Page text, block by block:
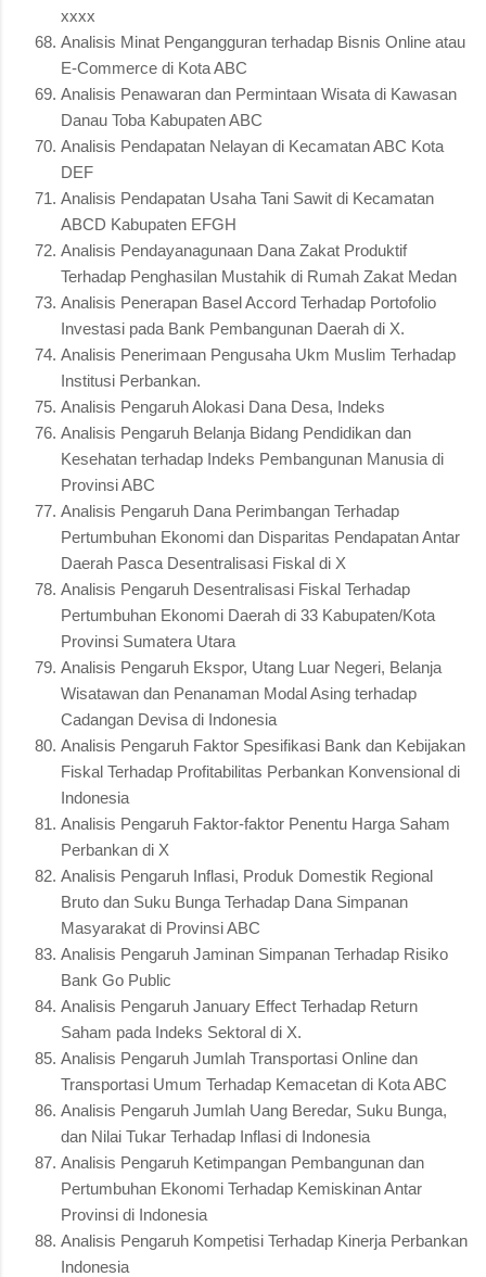
xxxx
Analisis Minat Pengangguran terhadap Bisnis Online atau
E-Commerce di Kota ABC
Analisis Penawaran dan Permintaan Wisata di Kawasan
Danau Toba Kabupaten ABC
Analisis Pendapatan Nelayan di Kecamatan ABC Kota
DEF
Analisis Pendapatan Usaha Tani Sawit di Kecamatan
ABCD Kabupaten EFGH
Analisis Pendayanagunaan Dana Zakat Produktif
Terhadap Penghasilan Mustahik di Rumah Zakat Medan
Analisis Penerapan Basel Accord Terhadap Portofolio
Investasi pada Bank Pembangunan Daerah di X.
Analisis Penerimaan Pengusaha Ukm Muslim Terhadap
Institusi Perbankan.
Analisis Pengaruh Alokasi Dana Desa, Indeks
Analisis Pengaruh Belanja Bidang Pendidikan dan
Kesehatan terhadap Indeks Pembangunan Manusia di
Provinsi ABC
Analisis Pengaruh Dana Perimbangan Terhadap
Pertumbuhan Ekonomi dan Disparitas Pendapatan Antar
Daerah Pasca Desentralisasi Fiskal di X
Analisis Pengaruh Desentralisasi Fiskal Terhadap
Pertumbuhan Ekonomi Daerah di 33 Kabupaten/Kota
Provinsi Sumatera Utara
Analisis Pengaruh Ekspor, Utang Luar Negeri, Belanja
Wisatawan dan Penanaman Modal Asing terhadap
Cadangan Devisa di Indonesia
Analisis Pengaruh Faktor Spesifikasi Bank dan Kebijakan
Fiskal Terhadap Profitabilitas Perbankan Konvensional di
Indonesia
Analisis Pengaruh Faktor-faktor Penentu Harga Saham
Perbankan di X
Analisis Pengaruh Inflasi, Produk Domestik Regional
Bruto dan Suku Bunga Terhadap Dana Simpanan
Masyarakat di Provinsi ABC
Analisis Pengaruh Jaminan Simpanan Terhadap Risiko
Bank Go Public
Analisis Pengaruh January Effect Terhadap Return
Saham pada Indeks Sektoral di X.
Analisis Pengaruh Jumlah Transportasi Online dan
Transportasi Umum Terhadap Kemacetan di Kota ABC
Analisis Pengaruh Jumlah Uang Beredar, Suku Bunga,
dan Nilai Tukar Terhadap Inflasi di Indonesia
Analisis Pengaruh Ketimpangan Pembangunan dan
Pertumbuhan Ekonomi Terhadap Kemiskinan Antar
Provinsi di Indonesia
Analisis Pengaruh Kompetisi Terhadap Kinerja Perbankan
Indonesia